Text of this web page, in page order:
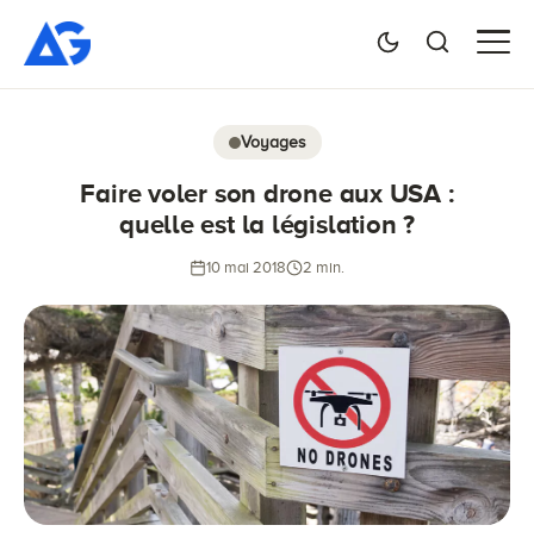
Voyages
Faire voler son drone aux USA :
quelle est la législation ?
10 mai 2018 2 min.